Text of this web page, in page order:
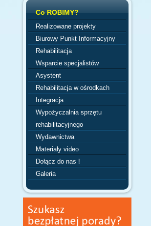
Co ROBIMY?
Realizowane projekty
Biurowy Punkt Informacyjny
Rehabilitacja
Wsparcie specjalistów
Asystent
Rehabilitacja w ośrodkach
Integracja
Wypożyczalnia sprzętu
rehabilitacyjnego
Wydawnictwa
Materiały video
Dołącz do nas !
Galeria